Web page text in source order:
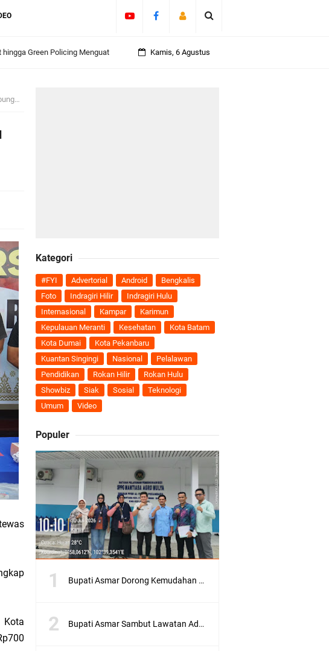
Green Policing Menguat
Siap Tindaklanjuti 11
untuk Dayah Darul Fata
Meranti
Pertumbuhan Ekonomi
Meranti Semakin Andal
III. A Serta III. B
Publik dengan Karya Nyata
Beri Arahan Pengusulan
BRK Syariah
Riau
Kamis, 6 Agustus
Kota
Kategori
#FYI Advertorial Android
Bengkalis
Foto
Indragiri Hilir
Indragiri Hulu
Internasional
Kampar
Karimun
Kepulauan Meranti
Kesehatan
Kota Batam
Kota Dumai
Kota Pekanbaru
Kuantan Singingi
Nasional
Pelalawan
Pendidikan
Rokan Hilir
Rokan Hulu
Showbiz
Siak Sosial
Teknologi
Umum
Video
Populer
Bupati Asmar Dorong Kemudahan Layanan Pensiun ASN melalui Sinergi dengan BRK Syariah
Bupati Asmar Sambut Lawatan Adat Melaka, Perkuat Ikatan Serumpun Indonesia–Malaysia di Kepulauan Meranti